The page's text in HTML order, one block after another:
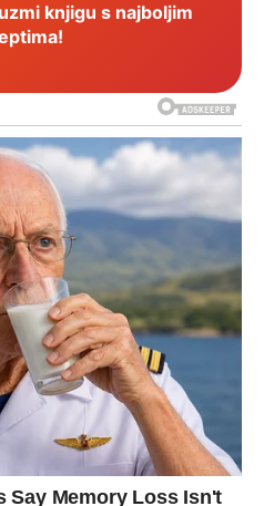
knjigu s najboljim